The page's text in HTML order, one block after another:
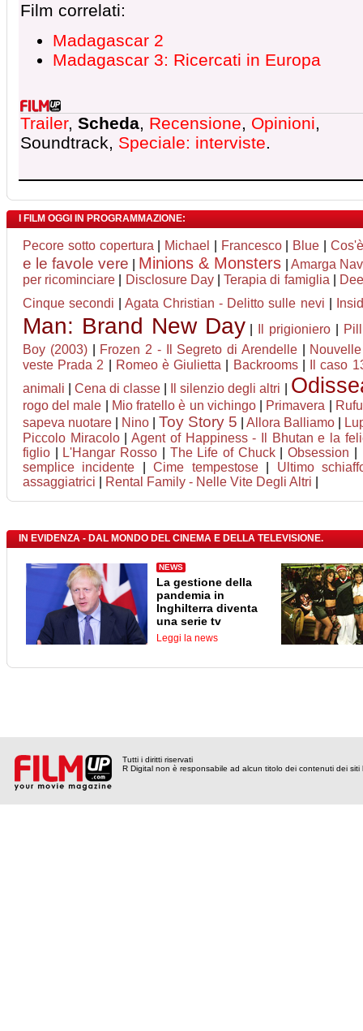
Film correlati:
Madagascar 2
Madagascar 3: Ricercati in Europa
Trailer, Scheda, Recensione, Opinioni,
Soundtrack, Speciale: interviste.
I FILM OGGI IN PROGRAMMAZIONE:
Pecore sotto copertura Michael Francesco| Blue
e le favole vere Minions & Monsters
Amarga
per ricominciare
Disclosure Day|Terapia di famiglia
Cinque secondi |Agata Christian - Delitto sulle nevi
Man: Brand New Day Il prigioniero
Boy (2003)| Frozen 2 - Il Segreto di Arendelle|
veste Prada 2
Romeo è Giulietta Backrooms|
Il caso
animali |Cena di classe Il silenzio degli altri
rogo del male Mio fratello è un vichingo| Primavera
sapeva nuotare
Nino Toy Story 5 Allora Balliamo
Piccolo Miracolo|Agent of Happiness - Il Bhutan e la
figlio
L'Hangar Rosso The Life of Chuck|Obsession
semplice incidente |Cime tempestose| Ultimo
assaggiatrici
Rental Family - Nelle Vite Degli Altri
IN EVIDENZA - DAL MONDO DEL CINEMA E DELLA TELEVISIONE.
NEWS
La gestione della
pandemia in
Inghilterra diventa
una serie tv
Leggi la news
Tutti i diritti riservati
R Digital non è responsabile ad alcun titolo dei contenuti dei siti